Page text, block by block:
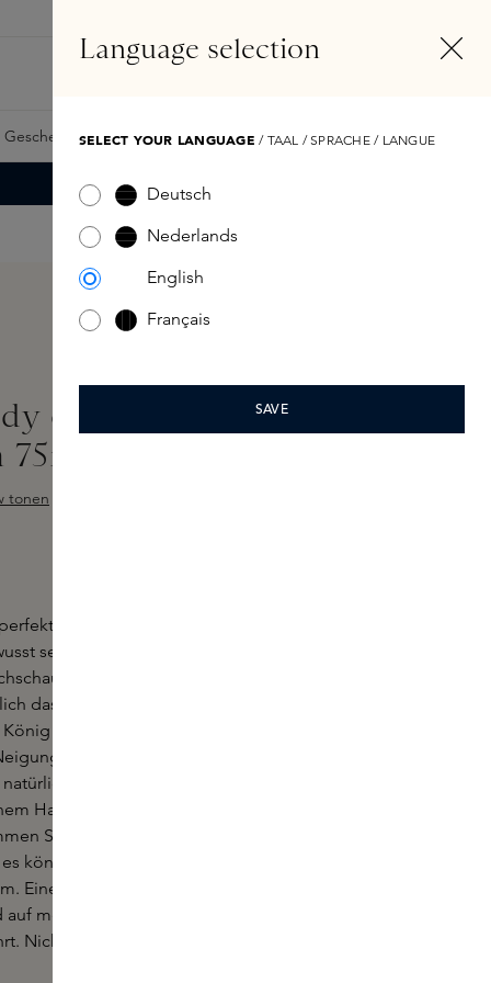
Samples Skins Exclusives Skins Boxen
of Lord George Eau
tonen
Beispiel dafür, dass man sich seines
sein sollte. Er selbst besteht darauf, dass
darf, was ein Mann denkt. Diese
das Geheimnis einer glücklichen Ehe. Seine
und Vaterland ist entschlossen und
beim Frühstück zu murmeln "das Fleisch
keiner Erklärung. Sein Parfüm ist maskulin
Hauch von Rum. Kraftvoll, reichhaltig und mehr
Sie rein, wir kennen uns doch, oder?". Für die
können, für immer, beruhigend - aber auch, vor
Eine starke Schulter zum Ausweinen (war das
meinem...?). Dies ist ein Duft für den Man,
Nicht gerade glühend leidenschaftlich - aber
Language selection
SELECT YOUR LANGUAGE / TAAL / SPRACHE / LANGUE
Deutsch
Nederlands
English
Français
SAVE